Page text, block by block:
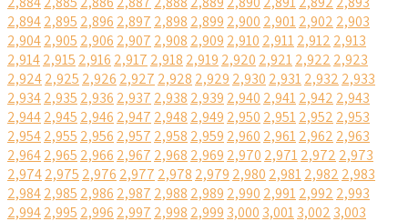
2,8942,895 2,896 2,897 2,898 2,899 2,900 2,9012,902 2,903
2,9042,905 2,906 2,907 2,908 2,909 2,910 2,9112,912 2,913
2,9142,915 2,916 2,917 2,918 2,919 2,920 2,9212,922 2,923
2,9242,925 2,926 2,927 2,928 2,929 2,930 2,9312,932 2,933
2,9342,935 2,936 2,937 2,938 2,939 2,940 2,9412,942 2,943
2,9442,945 2,946 2,947 2,948 2,949 2,950 2,9512,952 2,953
2,9542,955 2,956 2,957 2,958 2,959 2,960 2,9612,962 2,963
2,9642,965 2,966 2,967 2,968 2,969 2,970 2,9712,972 2,973
2,9742,975 2,976 2,977 2,978 2,979 2,980 2,9812,982 2,983
2,9842,985 2,986 2,987 2,988 2,989 2,990 2,9912,992 2,993
2,9942,995 2,996 2,997 2,998 2,999 3,000 3,0013,002 3,003